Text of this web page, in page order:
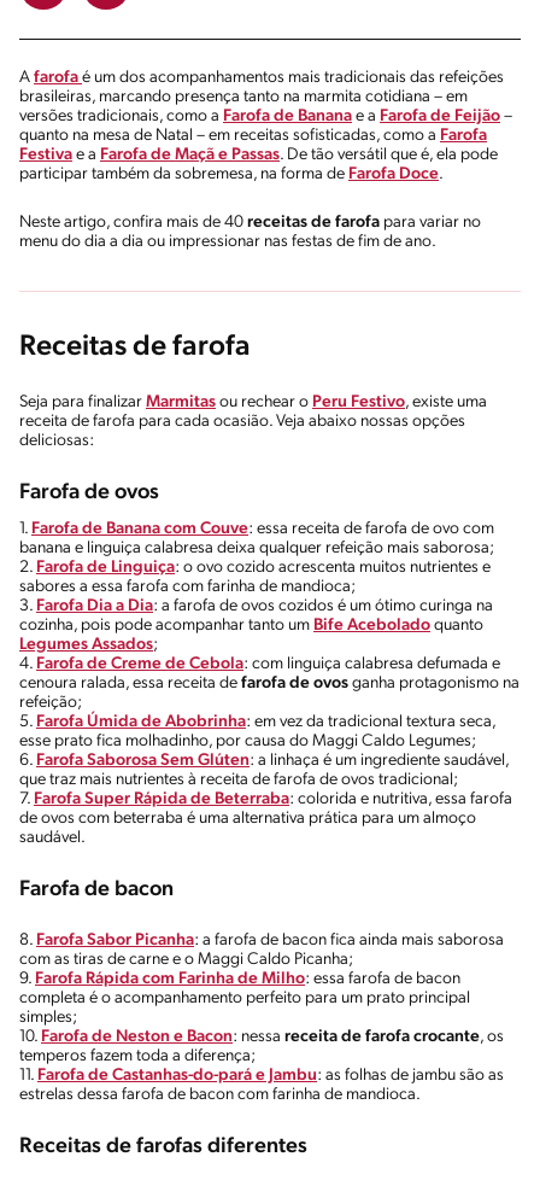
A farofa é um dos acompanhamentos mais tradicionais das refeições
brasileiras, marcando presença tanto na marmita cotidiana – em
versões tradicionais, como a Farofa de Banana e a Farofa de Feijão –
quanto na mesa de Natal – em receitas sofisticadas, como a Farofa
Festiva e a Farofa de Maçã e Passas. De tão versátil que é, ela pode
participar também da sobremesa, na forma de Farofa Doce.
Neste artigo, confira mais de 40 receitas de farofa para variar no
menu do dia a dia ou impressionar nas festas de fim de ano.
Receitas de farofa
Seja para finalizar Marmitas ou rechear o Peru Festivo, existe uma
receita de farofa para cada ocasião. Veja abaixo nossas opções
deliciosas:
Farofa de ovos
1. Farofa de Banana com Couve: essa receita de farofa de ovo com
banana e linguiça calabresa deixa qualquer refeição mais saborosa;
2. Farofa de Linguiça: o ovo cozido acrescenta muitos nutrientes e
sabores a essa farofa com farinha de mandioca;
3. Farofa Dia a Dia: a farofa de ovos cozidos é um ótimo curinga na
cozinha, pois pode acompanhar tanto um Bife Acebolado quanto
Legumes Assados;
4. Farofa de Creme de Cebola: com linguiça calabresa defumada e
cenoura ralada, essa receita de farofa de ovos ganha protagonismo na
refeição;
5. Farofa Úmida de Abobrinha: em vez da tradicional textura seca,
esse prato fica molhadinho, por causa do Maggi Caldo Legumes;
6. Farofa Saborosa Sem Glúten: a linhaça é um ingrediente saudável,
que traz mais nutrientes à receita de farofa de ovos tradicional;
7. Farofa Super Rápida de Beterraba: colorida e nutritiva, essa farofa
de ovos com beterraba é uma alternativa prática para um almoço
saudável.
Farofa de bacon
8. Farofa Sabor Picanha: a farofa de bacon fica ainda mais saborosa
com as tiras de carne e o Maggi Caldo Picanha;
9. Farofa Rápida com Farinha de Milho: essa farofa de bacon
completa é o acompanhamento perfeito para um prato principal
simples;
10. Farofa de Neston e Bacon: nessa receita de farofa crocante, os
temperos fazem toda a diferença;
11. Farofa de Castanhas-do-pará e Jambu: as folhas de jambu são as
estrelas dessa farofa de bacon com farinha de mandioca.
Receitas de farofas diferentes